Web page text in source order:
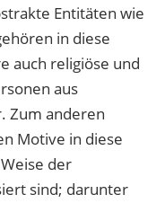
Entitäten wie
in diese
auch religiöse und
aus
Zum anderen
Motive in diese
der
sind; darunter